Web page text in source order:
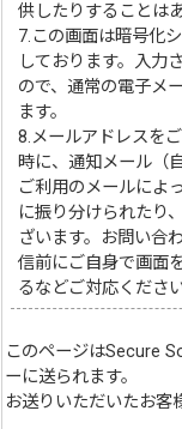
供したりすることは
7.この画面は暗号化
しております。入力
ので、通常の電子メ
ます。
8.メールアドレスを
時に、通知メール（
ご利用のメールによ
に振り分けられたり
ざいます。お問い合
信前にご自身で画面
るなどご対応ください
このページはSecure
ーに送られます。
お送りいただいたお客